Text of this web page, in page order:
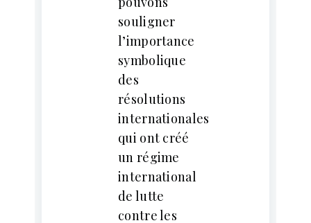
souligner
l’importance
symbolique
des
résolutions
internationales
qui ont créé
un régime
international
de lutte
contre les